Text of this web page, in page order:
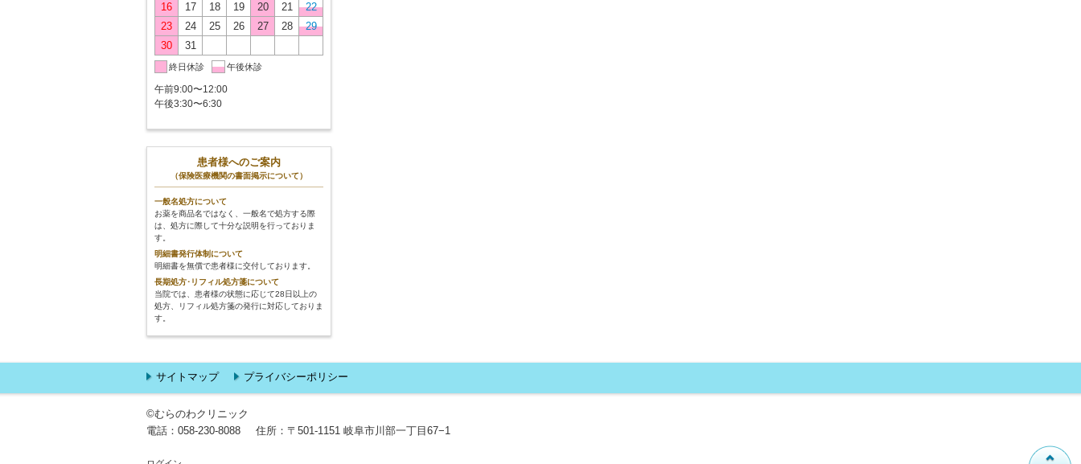
16
17 18 19 20 21
22
23
24 25 26 27 28
29
30
31
終日休診 午後休診
午前9:00〜12:00
午後3:30〜6:30
患者様へのご案内
（保険医療機関の書面掲示について）
一般名処方について
お薬を商品名ではなく、一般名で処方する際
は、処方に際して十分な説明を行っておりま
す。
明細書発行体制について
明細書を無償で患者様に交付しております。
長期処方･リフィル処方箋について
当院では、患者様の状態に応じて28日以上の
処方、リフィル処方箋の発行に対応しておりま
す。
サイトマップ プライバシーポリシー
©むらのわクリニック
電話： 058-230-8088 住所： 〒501-1151 岐阜市川部一丁目67−1